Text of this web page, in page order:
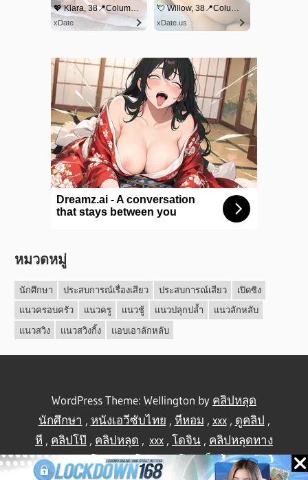
หมวดหมู่
นักศึกษา ประสบการณ์เรื่องเสียว ประสบการณ์เสียว
เปิดซิง
แนวครอบครัว
แนวครู แนวชู้ แนวปลุกปล้ำ
แนวลักหลับ
แนวสวิง
แนวสวิงกิ้ง แอบเอาลักหลับ
WordPress Theme: Wellington by คลิปหลุด
นักศึกษา , หนังเอวีซับไทย , หีหอม , xxx, ดูคลิป ,
หี , คลิปโป๊ , คลิปหลุด , xxx , โดจิน , คลิปหลุดทาง
บ้าน,คลิปโป้,คลิปโป๊,คลิปโป๊,เย็ดไทย,คลิป